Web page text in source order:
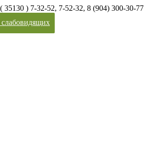
) 7-32-52, 7-52-32, 8 (904) 300-30-77